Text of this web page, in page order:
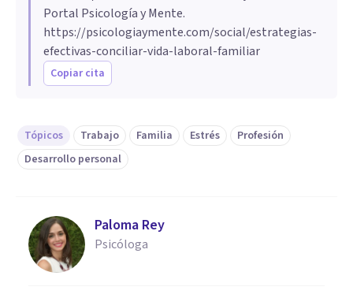
Portal Psicología y Mente.
https://psicologiaymente.com/social/estrategias-
efectivas-conciliar-vida-laboral-familiar
Copiar cita
Tópicos Trabajo Familia Estrés
Profesión
Desarrollo personal
Paloma Rey
Psicóloga